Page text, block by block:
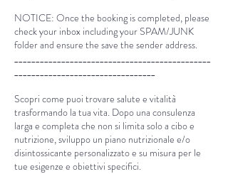
NOTICE: Once the booking is completed, please
check your inbox including your SPAM/JUNK
folder and ensure the save the sender address.
______________________________________________
_________________________________
Scopri come puoi trovare salute e vitalità
trasformando la tua vita. Dopo una consulenza
larga e completa che non si limita solo a cibo e
nutrizione, sviluppo un piano nutrizionale e/o
disintossicante personalizzato e su misura per le
tue esigenze e obiettivi specifici.